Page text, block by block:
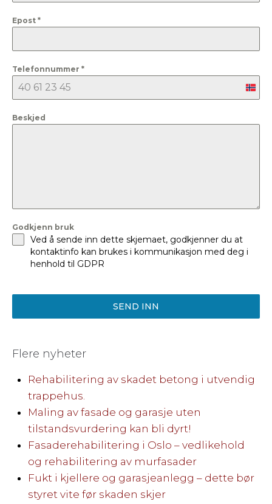
Epost *
Telefonnummer *
Beskjed
Godkjenn bruk
Ved å sende inn dette skjemaet, godkjenner du at
kontaktinfo kan brukes i kommunikasjon med deg i
henhold til GDPR
SEND INN
Flere nyheter
Rehabilitering av skadet betong i utvendig
trappehus.
Maling av fasade og garasje uten
tilstandsvurdering kan bli dyrt!
Fasaderehabilitering i Oslo – vedlikehold
og rehabilitering av murfasader
Fukt i kjellere og garasjeanlegg – dette bør
styret vite før skaden skjer